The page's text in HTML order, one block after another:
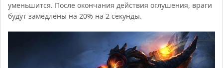
уменьшится. После окончания действия оглушения, враги
будут замедлены на 20% на 2 секунды.